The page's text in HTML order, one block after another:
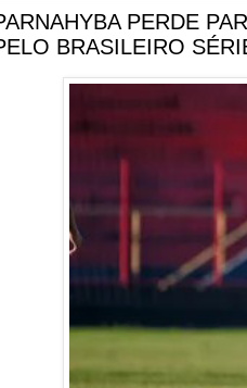
PERDE
BRASILEIRO